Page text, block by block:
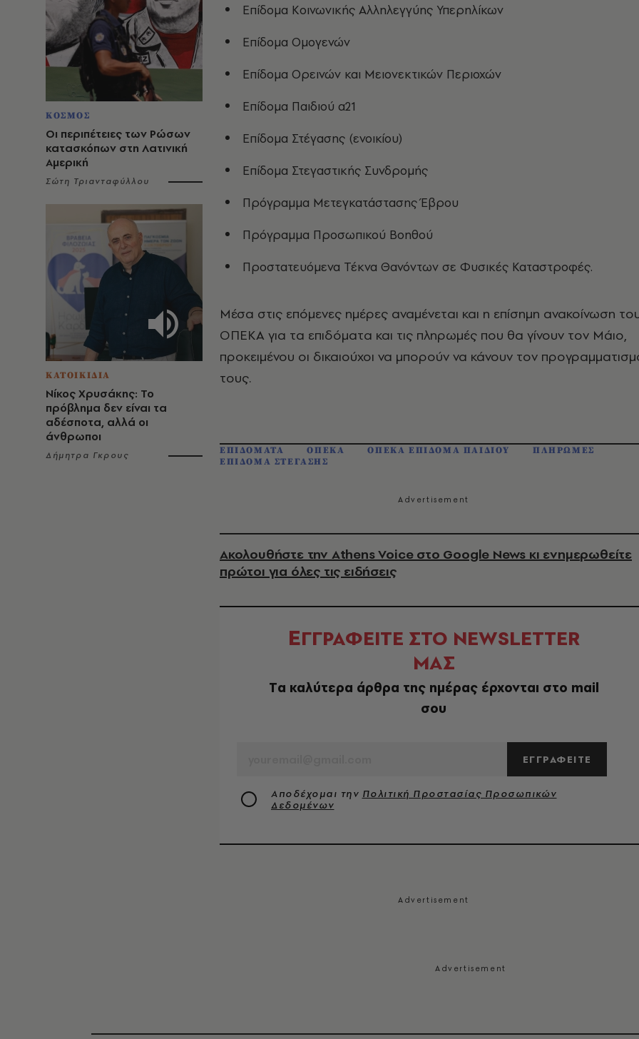
ΚΟΣΜΟΣ
Οι περιπέτειες των Ρώσων
κατασκόπων στη Λατινική
Αμερική
Σώτη Τριανταφύλλου
ΚΑΤΟΙΚΙΔΙΑ
Νίκος Χρυσάκης: Το
πρόβλημα δεν είναι τα
αδέσποτα, αλλά οι
άνθρωποι
Δήμητρα Γκρους
Επίδομα Κοινωνικής Αλληλεγγύης Υπερηλίκων
Επίδομα Ομογενών
Επίδομα Ορεινών και Μειονεκτικών Περιοχών
Επίδομα Παιδιού α21
Επίδομα Στέγασης (ενοικίου)
Επίδομα Στεγαστικής Συνδρομής
Πρόγραμμα Μετεγκατάστασης Έβρου
Πρόγραμμα Προσωπικού Βοηθού
Προστατευόμενα Τέκνα Θανόντων σε Φυσικές Καταστροφές.
Μέσα στις επόμενες ημέρες αναμένεται και η επίσημη ανακοίνωση
ΟΠΕΚΑ για τα επιδόματα και τις πληρωμές που θα γίνουν τον Μάιο,
προκειμένου οι δικαιούχοι να μπορούν να κάνουν τον
τους.
ΕΠΙΔΟΜΑΤΑ ΟΠΕΚΑ ΟΠΕΚΑ ΕΠΙΔΟΜΑ ΠΑΙΔΙΟΥ
ΠΛΗΡΩΜΕΣ
ΕΠΙΔΟΜΑ ΣΤΕΓΑΣΗΣ
Ακολουθήστε την Athens Voice στο Google News κι ενημερωθείτε
πρώτοι για όλες τις ειδήσεις
ΕΓΓΡΑΦΕΙΤΕ ΣΤΟ NEWSLETTER
ΜΑΣ
Tα καλύτερα άρθρα της ημέρας έρχονται στο mail
σου
ΕΓΓΡΑΦΕΙΤΕ
Αποδέχομαι την Πολιτική Προστασίας Προσωπικών
Δεδομένων